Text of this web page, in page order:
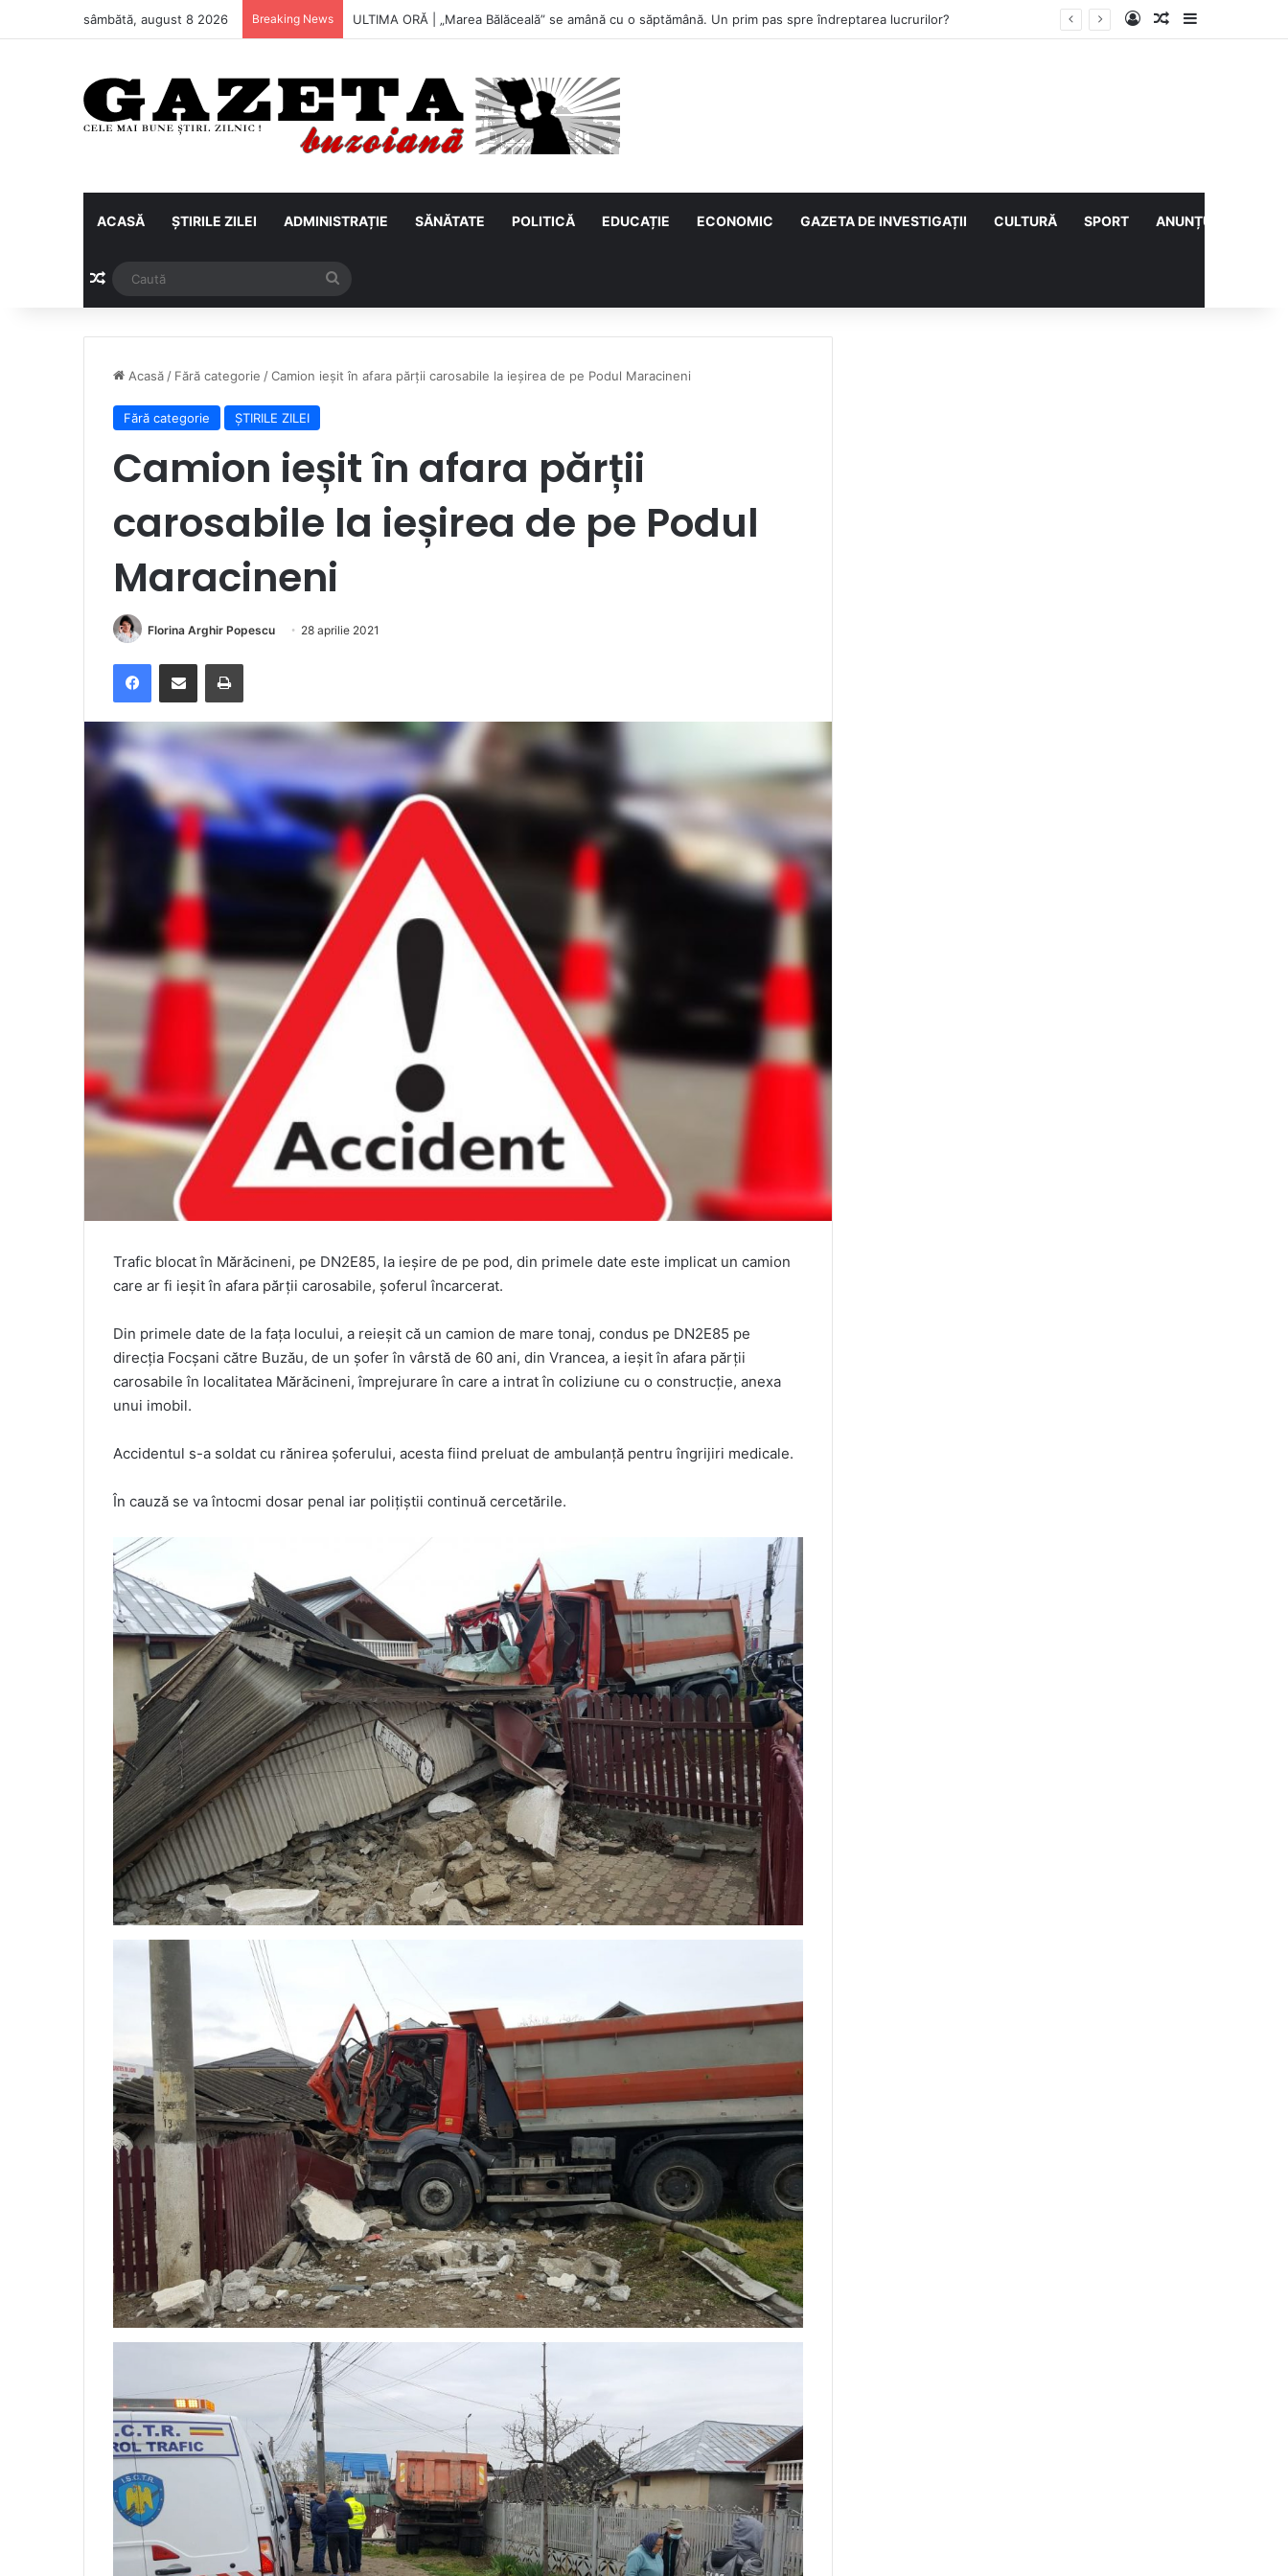
sâmbătă, august 8 2026 Breaking News Metalul Buzău, primul meci acasă în noul sezon de Liga 2. Obiectiv clar înaintea duelului cu CS Afumați Log InArticol aleatoriu
Sidebar
ACASĂ ȘTIRILE ZILEI ADMINISTRAȚIE SĂNĂTATE POLITICĂ EDUCAȚIE ECONOMIC GAZETA DE INVESTIGAȚII CULTURĂ SPORT ANUNȚURI
Articol aleatoriu
Acasă / Fără categorie /Camion ieșit în afara părții carosabile la ieșirea de pe Podul Maracineni
Fără categorie ȘTIRILE ZILEI
Camion ieșit în afara părții
carosabile la ieșirea de pe Podul
Maracineni
Florina Arghir Popescu 28 aprilie 2021
FacebookDistribuie prin e-mail Imprimare
Trafic blocat în Mărăcineni, pe DN2E85, la ieșire de pe pod, din primele date este implicat un camion
care ar fi ieșit în afara părții carosabile, șoferul încarcerat.
Din primele date de la fața locului, a reieșit că un camion de mare tonaj, condus pe DN2E85 pe
direcția Focșani către Buzău, de un șofer în vârstă de 60 ani, din Vrancea, a ieșit în afara părții
carosabile în localitatea Mărăcineni, împrejurare în care a intrat în coliziune cu o construcție, anexa
unui imobil.
Accidentul s-a soldat cu rănirea șoferului, acesta fiind preluat de ambulanță pentru îngrijiri medicale.
În cauză se va întocmi dosar penal iar polițiștii continuă cercetările.